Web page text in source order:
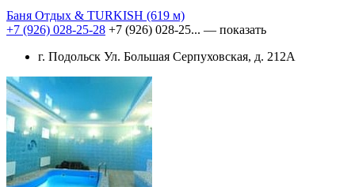
Баня Отдых & TURKISH (619 м)
+7 (926) 028-25-28 +7 (926) 028-25... — показать
г. Подольск Ул. Большая Серпуховская, д. 212А